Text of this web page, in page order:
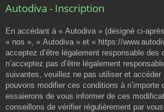
s
Autodiva - Inscription
En accédant à « Autodiva » (désigné ci-
« nos », « Autodiva » et « https://
acceptez d’être légalement responsable
n’acceptez pas d’être légalement
suivantes, veuillez ne pas utiliser et accéder
pouvons modifier ces conditions à n’importe
essaierons de vous informer de ces
conseillons de vérifier régulièrement par